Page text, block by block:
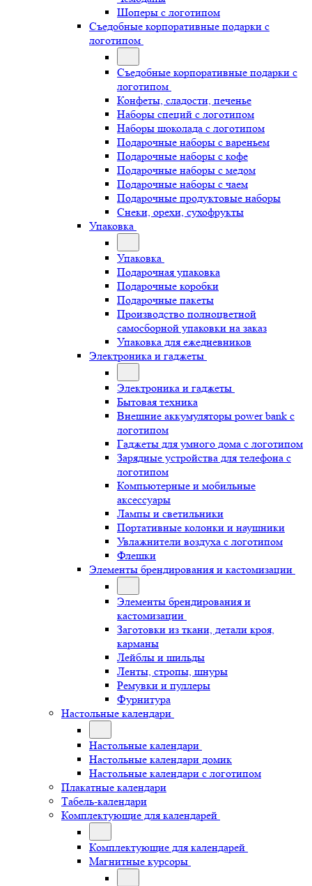
Шоперы с логотипом
Съедобные корпоративные подарки с
логотипом
Съедобные корпоративные подарки с
логотипом
Конфеты, сладости, печенье
Наборы специй с логотипом
Наборы шоколада с логотипом
Подарочные наборы с вареньем
Подарочные наборы с кофе
Подарочные наборы с медом
Подарочные наборы с чаем
Подарочные продуктовые наборы
Снеки, орехи, сухофрукты
Упаковка
Упаковка
Подарочная упаковка
Подарочные коробки
Подарочные пакеты
Производство полноцветной
самосборной упаковки на заказ
Упаковка для ежедневников
Электроника и гаджеты
Электроника и гаджеты
Бытовая техника
Внешние аккумуляторы power bank с
логотипом
Гаджеты для умного дома с логотипом
Зарядные устройства для телефона с
логотипом
Компьютерные и мобильные
аксессуары
Лампы и светильники
Портативные колонки и наушники
Увлажнители воздуха с логотипом
Флешки
Элементы брендирования и кастомизации
Элементы брендирования и
кастомизации
Заготовки из ткани, детали кроя,
карманы
Лейблы и шильды
Ленты, стропы, шнуры
Ремувки и пуллеры
Фурнитура
Настольные календари
Настольные календари
Настольные календари домик
Настольные календари с логотипом
Плакатные календари
Табель-календари
Комплектующие для календарей
Комплектующие для календарей
Магнитные курсоры